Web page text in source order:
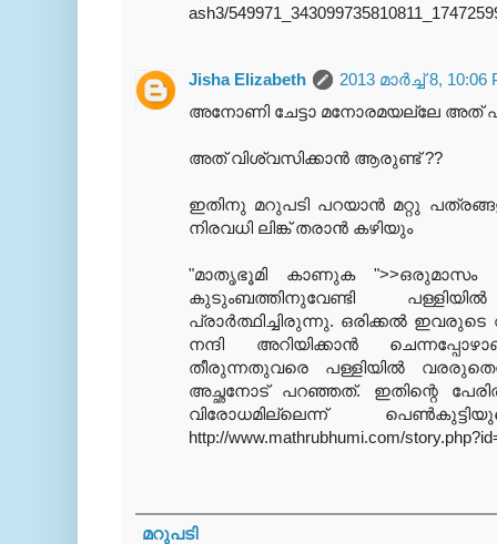
ash3/
Jisha Elizabeth
2013 മാർച്ച് 8,
അനോണി ചേട്ടാ മനോരമയല്ലേ അത്
അത് വിശ്വസിക്കാന്‍ ആരുണ്ട്‌ ??
ഇതിനു മറുപടി പറയാന്‍ മറ്റു
നിരവധി ലിങ്ക് തരാന്‍ കഴിയും
"മാതൃഭൂമി കാണുക
കുടുംബത്തിനുവേണ്ടി
പ്രാര്‍ത്ഥിച്ചിരുന്നു. ഒരിക്കല്‍ ഇവരുടെ
നന്ദി അറിയിക്കാന്‍
തീരുന്നതുവരെ പള്ളിയില്‍
അച്ഛനോട് പറഞ്ഞത്. ഇതിന്റെ
വിരോധമില്ലെന്ന്
http://www.mathrubhumi.com/
മറുപടി